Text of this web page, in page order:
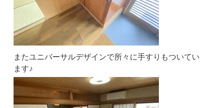
またユニバーサルデザインで所々に手すりもついてい
ます♪